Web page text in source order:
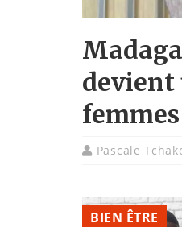
devient
Pascale
BIEN ÊTRE